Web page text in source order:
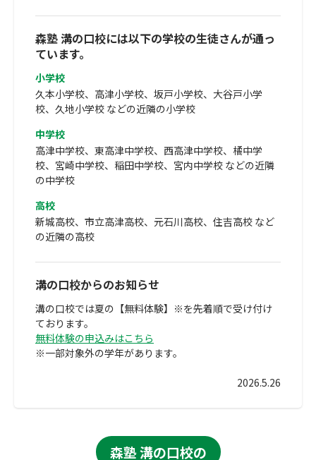
森塾 溝の口校には以下の学校の生徒さんが通っ
ています。
小学校
久本小学校、高津小学校、坂戸小学校、大谷戸小学
校、久地小学校 などの近隣の小学校
中学校
高津中学校、東高津中学校、西高津中学校、橘中学
校、宮崎中学校、稲田中学校、宮内中学校 などの近隣
の中学校
高校
新城高校、市立高津高校、元石川高校、住吉高校 など
の近隣の高校
溝の口校からのお知らせ
溝の口校では夏の【無料体験】※を先着順で受け付け
ております。
無料体験の申込みはこちら
※一部対象外の学年があります。
2026.5.26
森塾 溝の口校の